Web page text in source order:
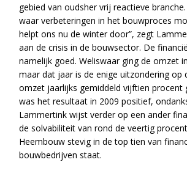
gebied van oudsher vrij reactieve
waar verbeteringen in het bouwproces
helpt ons nu de winter door”, zegt
aan de crisis in de bouwsector. De
namelijk goed. Weliswaar ging de omzet
maar dat jaar is de enige uitzondering op
omzet jaarlijks gemiddeld vijftien procent
was het resultaat in 2009 positief,
Lammertink wijst verder op een ander
de solvabiliteit van rond de veertig
Heembouw stevig in de top tien van
bouwbedrijven staat.